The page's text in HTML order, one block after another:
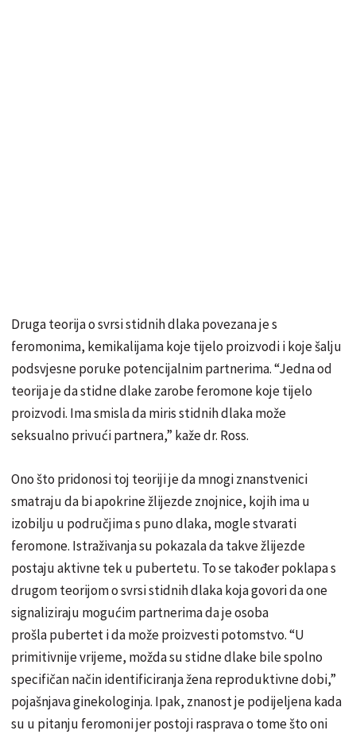
Druga teorija o svrsi stidnih dlaka povezana je s
feromonima, kemikalijama koje tijelo proizvodi i koje šalju
podsvjesne poruke potencijalnim partnerima. “Jedna od
teorija je da stidne dlake zarobe feromone koje tijelo
proizvodi. Ima smisla da miris stidnih dlaka može
seksualno privući partnera,” kaže dr. Ross.
Ono što pridonosi toj teoriji je da mnogi znanstvenici
smatraju da bi apokrine žlijezde znojnice, kojih ima u
izobilju u područjima s puno dlaka, mogle stvarati
feromone. Istraživanja su pokazala da takve žlijezde
postaju aktivne tek u pubertetu. To se također poklapa s
drugom teorijom o svrsi stidnih dlaka koja govori da one
signaliziraju mogućim partnerima da je osoba
prošla pubertet i da može proizvesti potomstvo. “U
primitivnije vrijeme, možda su stidne dlake bile spolno
specifičan način identificiranja žena reproduktivne dobi,”
pojašnjava ginekologinja. Ipak, znanost je podijeljena kada
su u pitanju feromoni jer postoji rasprava o tome što oni